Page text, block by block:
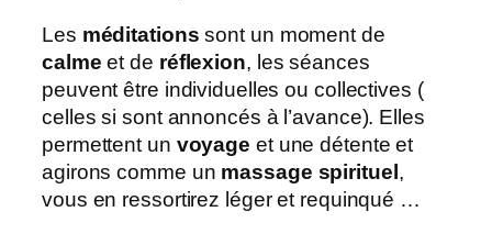
Les méditations sont un moment de
calme et de réflexion, les séances
peuvent être individuelles ou collectives (
celles si sont annoncés à l’avance). Elles
permettent un voyage et une détente et
agirons comme un massage spirituel ,
vous en ressortirez léger et requinqué …